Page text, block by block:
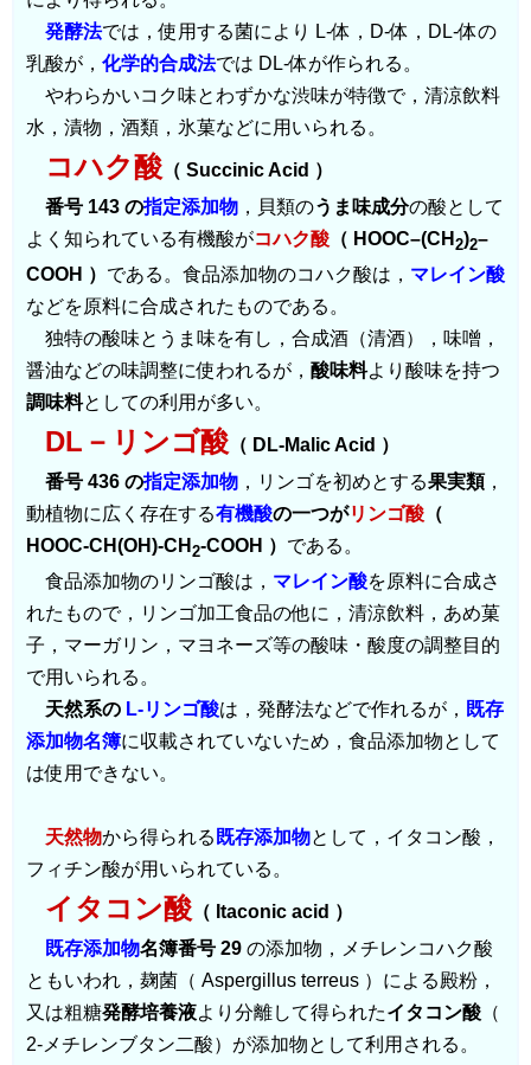
発酵法では，使用する菌により L-体，D-体，DL-体の
乳酸が， 化学的合成法では DL-体が作られる。
やわらかいコク味とわずかな渋味が特徴で，清涼飲料
水，漬物，酒類，氷菓などに用いられる。
コハク酸 （ Succinic Acid ）
番号 143 の指定添加物 ，貝類のうま味成分の酸として
よく知られている有機酸がコハク酸 （ HOOC–(CH 2)2–
COOH ） である。食品添加物のコハク酸は， マレイン酸
などを原料に合成されたものである。
独特の酸味とうま味を有し，合成酒（清酒），味噌，
醤油などの味調整に使われるが， 酸味料より酸味を持つ
調味料としての利用が多い。
DL－リンゴ酸 （ DL-Malic Acid ）
番号 436 の指定添加物 ，リンゴを初めとする果実類，
動植物に広く存在する有機酸の一つがリンゴ酸 （
HOOC-CH(OH)-CH 2-COOH ） である。
食品添加物のリンゴ酸は， マレイン酸を原料に合成さ
れたもので，リンゴ加工食品の他に，清涼飲料，あめ菓
子，マーガリン，マヨネーズ等の酸味・酸度の調整目的
で用いられる。
天然系の L-リンゴ酸は，発酵法などで作れるが， 既存
添加物名簿に収載されていないため，食品添加物として
は使用できない。
天然物から得られる 既存添加物として，イタコン酸，
フィチン酸が用いられている。
イタコン酸 （ Itaconic acid ）
既存添加物名簿番号 29 の添加物，メチレンコハク酸
ともいわれ，麹菌（ Aspergillus terreus ）による殿粉，
又は粗糖発酵培養液より分離して得られたイタコン酸 （
2-メチレンブタン二酸）が添加物として利用される。